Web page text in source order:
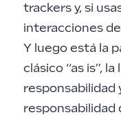
trackers y, si
interacciones
Y luego está la
clásico “as is”,
responsabilidad
responsabilidad